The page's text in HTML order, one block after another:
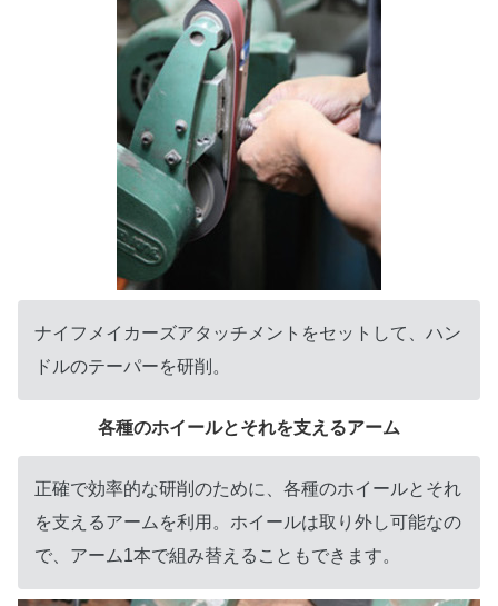
ナイフメイカーズアタッチメントをセットして、ハン
ドルのテーパーを研削。
各種のホイールとそれを支えるアーム
正確で効率的な研削のために、各種のホイールとそれ
を支えるアームを利用。ホイールは取り外し可能なの
で、アーム1本で組み替えることもできます。